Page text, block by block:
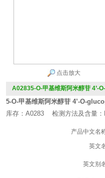
点击放大
A02835-O-甲基维斯阿米醇苷
5-O-甲基维斯阿米醇苷 4’-O-
库存：A0283 检测方法及含量
产品中文名
英文
英文别